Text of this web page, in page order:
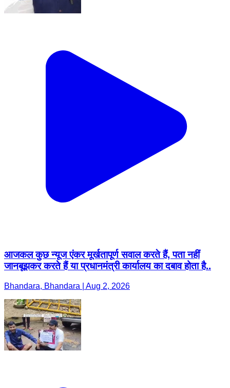
आजकल कुछ न्यूज एंकर मूर्खतापूर्ण सवाल करते हैं, पता नहीं
जानबूझकर करते हैं या प्रधानमंत्री कार्यालय का दबाव होता है..
Bhandara, Bhandara | Aug 2, 2026